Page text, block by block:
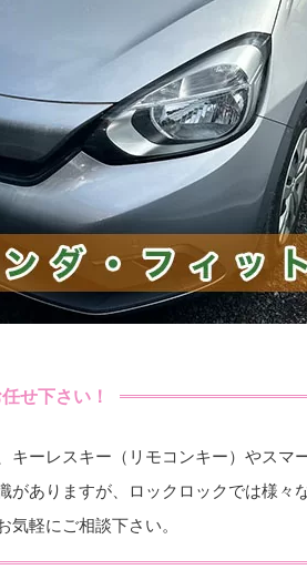
せ下さい！
キーレスキー（リモコンキー）やスマ
がありますが、ロックロックでは様々
気軽にご相談下さい。